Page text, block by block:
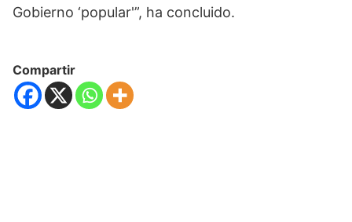
Gobierno ‘popular'”, ha concluido.
Compartir